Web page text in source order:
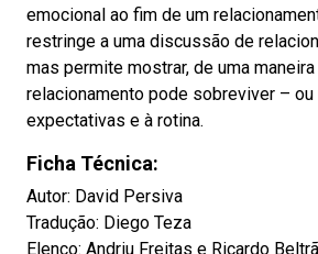
emocional ao fim de um
restringe a uma discussão de
mas permite mostrar, de uma
relacionamento pode sobreviver – ou
expectativas e à rotina.
Ficha Técnica:
Autor: David Persiva
Tradução: Diego Teza
Elenco: Andriu Freitas e Ricardo